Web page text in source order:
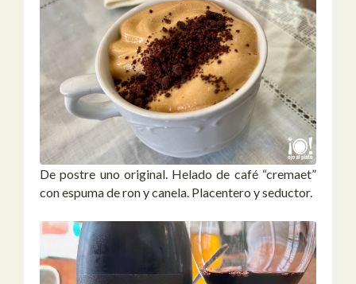
De postre uno original. Helado de café “cremaet”
con espuma de ron y canela. Placentero y seductor.